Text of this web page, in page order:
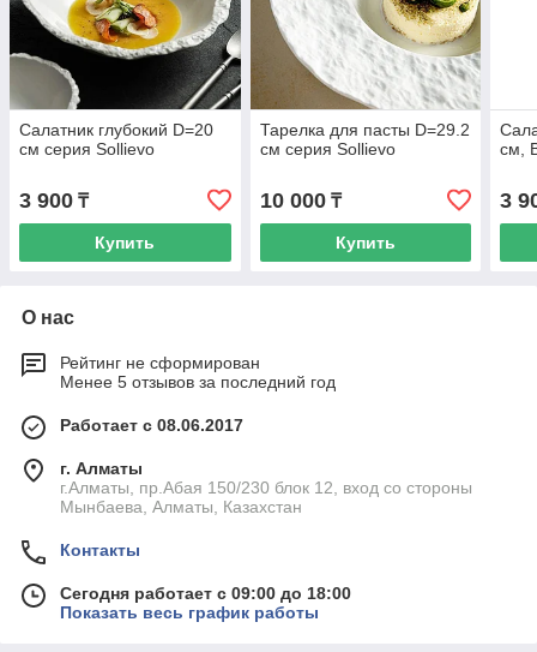
Салатник глубокий D=20
см серия Sollievo
3 900 ₸
Купить
Тарелка для пасты D=29.2
см серия Sollievo
10 000₸
Купить
см,
3
О нас
Рейтинг не сформирован
Менее 5 отзывов за последний год
Работает с 08.06.2017
г. Алматы
г.Алматы, пр.Абая 150/230 блок 12, вход со стороны
Мынбаева, Алматы, Казахстан
Контакты
Сегодня работает с 09:00 до 18:00
Показать весь график работы